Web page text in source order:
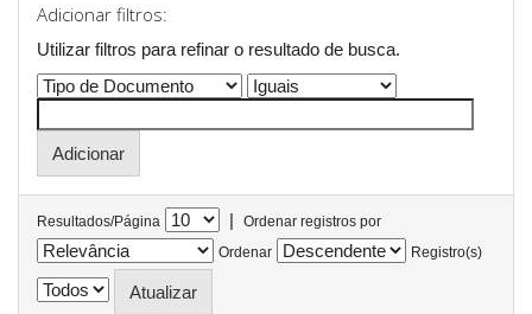
Adicionar filtros:
Utilizar filtros para refinar o resultado de busca.
Resultados/Página |
Ordenar registros por
Ordenar
Registro(s)